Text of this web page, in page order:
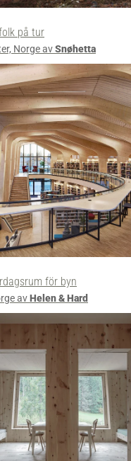
på tur
Norge avSnøhetta
för byn
avHelen & Hard